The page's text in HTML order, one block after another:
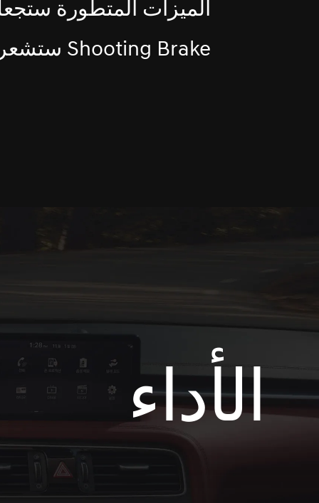
Shooting Brake ستشعرك بالديناميكية.
الأداء